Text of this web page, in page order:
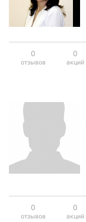
0
отзывов
0
акций
0
отзывов
0
акций